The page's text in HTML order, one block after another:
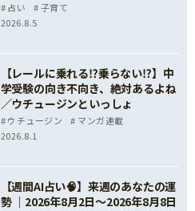
占い
子育て
2026.8.5
【レールに乗れる⁉乗らない⁉】中
学受験の向き不向き、絶対あるよね
／ウチュージンといっしょ
ウチュージン
マンガ連載
2026.8.1
【週間AI占い🧠】来週のあなたの運
勢 ｜2026年8月2日〜2026年8月8日